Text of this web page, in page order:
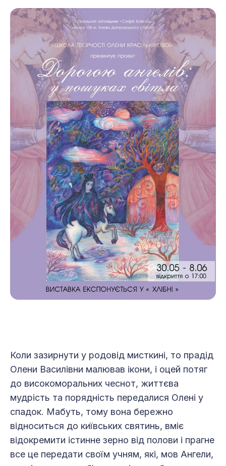
Коли зазирнути у родовід мисткині, то прадід
Олени Василівни малював ікони, і оцей потяг
до високоморальних чеснот, життєва
мудрість та порядність передалися Олені у
спадок. Мабуть, тому вона бережно
відноситься до київських святинь, вміє
відокремити істинне зерно від полови і прагне
все це передати своїм учням, які, мов Ангели,